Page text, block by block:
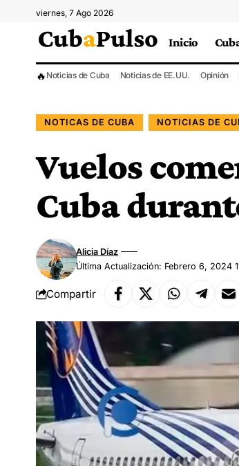
viernes, 7 Ago 2026
Inicio
🔥 Noticias de Cuba Noticias de EE.UU. Opinión
NOTICAS DE CUBA NOTICIAS DE
Vuelos
Cuba
Última Actualización: Febrero 6, 2024
Alicia Díaz
Compartir